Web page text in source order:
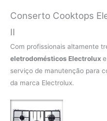
Conserto Cooktops
II
Com profissionais altamente
eletrodomésticos Electrolux
serviço de manutenção para
da marca Electrolux.